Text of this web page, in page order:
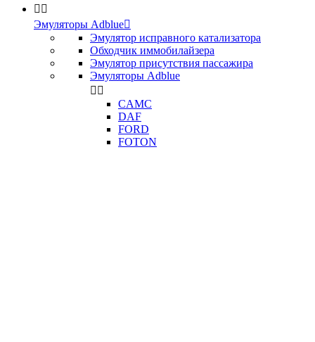
 
Эмуляторы Adblue
Эмулятор исправного катализатора
Обходчик иммобилайзера
Эмулятор присутствия пассажира
Эмуляторы Adblue
 
CAMC
DAF
FORD
FOTON